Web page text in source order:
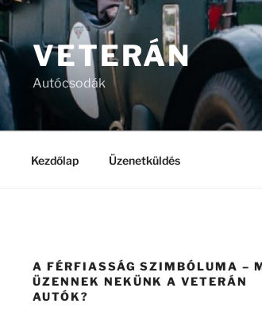
VETERÁN
Autócsodák
Kezdőlap Üzenetküldés
A FÉRFIASSÁG SZIMBÓLUMA –
ÜZENNEK NEKÜNK A VETERÁN
AUTÓK?